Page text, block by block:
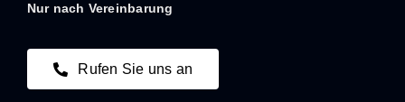
Nur nach Vereinbarung
Rufen Sie uns an